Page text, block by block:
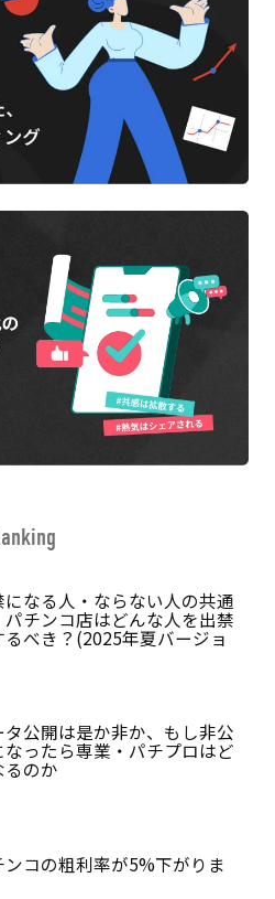
になる人・ならない人の共通
パチンコ店はどんな人を出禁
るべき？(2025年夏バージョ
タ公開は是か非か、もし非公
なったら専業・パチプロはど
るのか
ンコの粗利率が5%下がりま